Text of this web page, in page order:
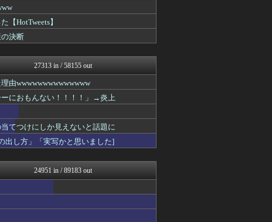
かせまと！
キスログ
ラビット速報
なんJクエスト
なんJクエスト
ハロン棒ch
なんJ PRIDE
海外トークログ
わんこーる速報！
V速ニュップ
坂道情報通～乃木坂46まと...
VIPPER速報
なんJミュージアム
【HotTweets】
決断
27313 in / 58155 out
由wwwwwwwwwwwwww
ーにおもんない！！！！」→炎上
てつけにしか見えないと話題に
出し方」「実写かと思いました]
24951 in / 89183 out